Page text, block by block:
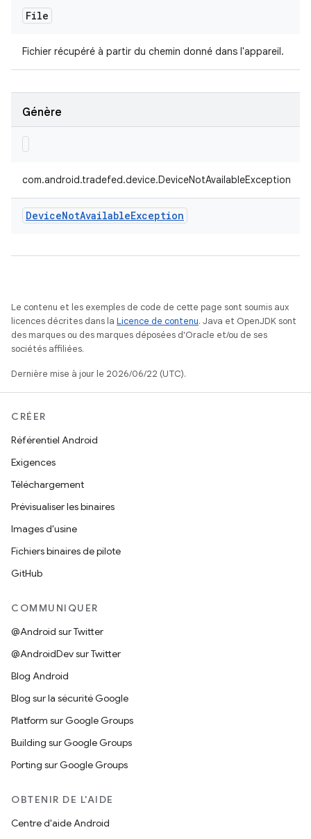
File
Fichier récupéré à partir du chemin donné dans l'appareil.
Génère
com.android.tradefed.device.DeviceNotAvailableException
DeviceNotAvailableException
Le contenu et les exemples de code de cette page sont soumis aux
licences décrites dans la Licence de contenu. Java et OpenJDK sont
des marques ou des marques déposées d'Oracle et/ou de ses
sociétés affiliées.
Dernière mise à jour le 2026/06/22 (UTC).
CRÉER
Référentiel Android
Exigences
Téléchargement
Prévisualiser les binaires
Images d'usine
Fichiers binaires de pilote
GitHub
COMMUNIQUER
@Android sur Twitter
@AndroidDev sur Twitter
Blog Android
Blog sur la sécurité Google
Platform sur Google Groups
Building sur Google Groups
Porting sur Google Groups
OBTENIR DE L'AIDE
Centre d'aide Android